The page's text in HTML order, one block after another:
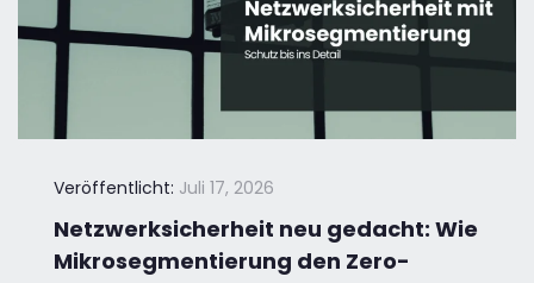
Veröffentlicht: Juli 17, 2026
Netzwerksicherheit neu gedacht: Wie
Mikrosegmentierung den Zero-